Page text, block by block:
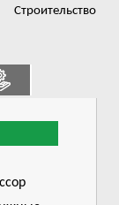
Строительство